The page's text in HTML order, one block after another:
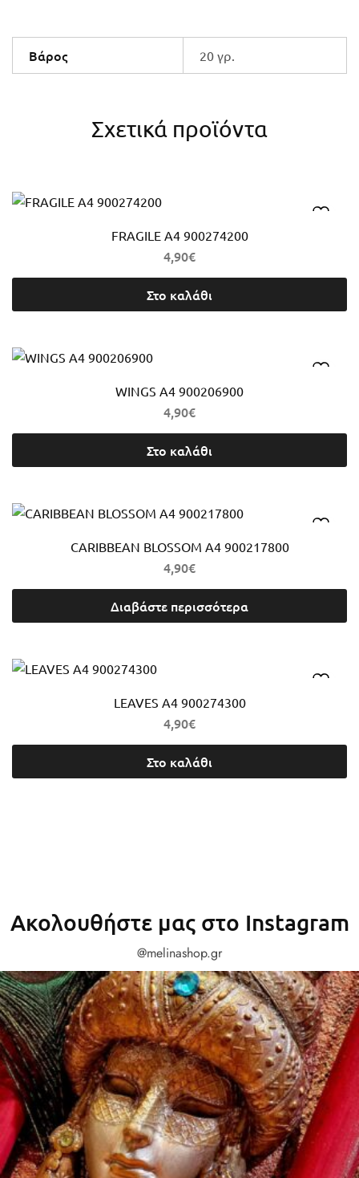
Βάρος 20 γρ.
Σχετικά προϊόντα
FRAGILE A4 900274200
4,90€
Στο καλάθι
WINGS A4 900206900
4,90€
Στο καλάθι
CARIBBEAN BLOSSOM Α4 900217800
4,90€
Διαβάστε περισσότερα
LEAVES A4 900274300
4,90€
Στο καλάθι
Ακολουθήστε μας στο Instagram
@melinashop.gr